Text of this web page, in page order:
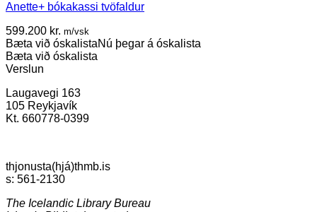
Anette+ bókakassi tvöfaldur
599.200 kr. m/vsk
Bæta við óskalistaNú þegar á óskalista
Bæta við óskalista
Verslun
Laugavegi 163
105 Reykjavík
Kt. 660778-0399
thjonusta(hjá)thmb.is
s: 561-2130
The Icelandic Library Bureau